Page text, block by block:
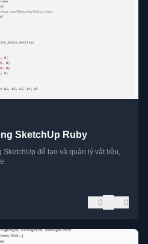
SketchUp Ruby
để tạo và quản lý vật liệu,
0 0